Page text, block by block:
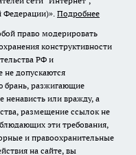
Федерации)». Подробнее
право модерировать
конструктивности
РФ и
не допускаются
брань, разжигающие
или вражду, а
размещение ссылок не
эти требования,
и правоохранительные
на сайте, вы